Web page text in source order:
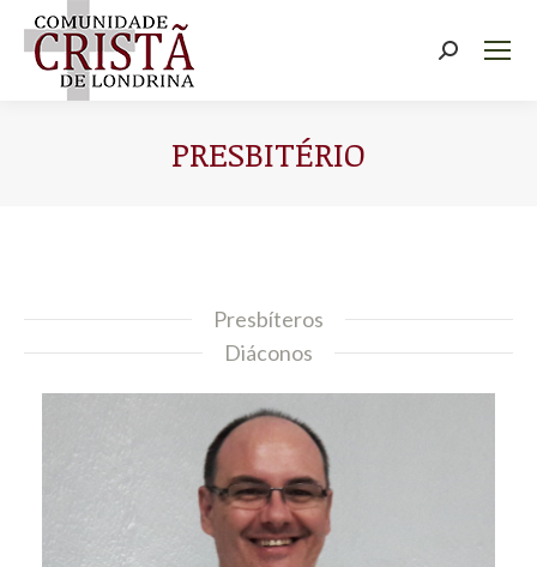
Buscar
PRESBITÉRIO
Presbíteros
Diáconos